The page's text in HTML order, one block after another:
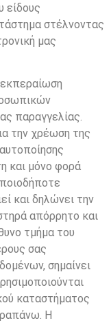
είδους
στέλνοντας
μας
παραγγελίας.
την χρέωση της
και μόνο φορά
και δηλώνει την
απόρρητο και
τμήμα του
σας
σημαίνει
καταστήματος
Η